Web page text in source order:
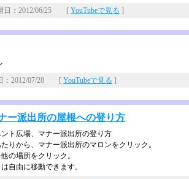
日：2012/06/25 [ YouTubeで見る ]
：2012/07/28 [ YouTubeで見る ]
ー派出所の屋根への登り方
ト広場、マナー派出所の登り方
りから、マナー派出所のマロンをクリック。
の場所をクリック。
自由に移動できます。